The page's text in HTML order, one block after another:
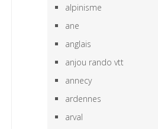
alpinisme
ane
anglais
anjou rando vtt
annecy
ardennes
arval